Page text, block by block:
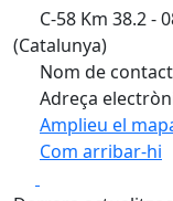
C-58 Km 38.2 -
(Catalunya)
Nom de
Adreça
Amplieu el
Com arribar-hi
+